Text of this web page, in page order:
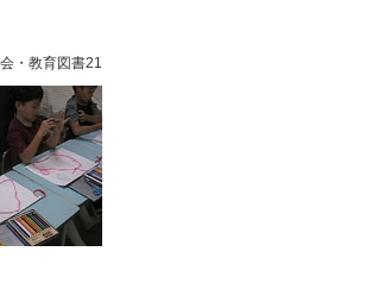
・教育図書21